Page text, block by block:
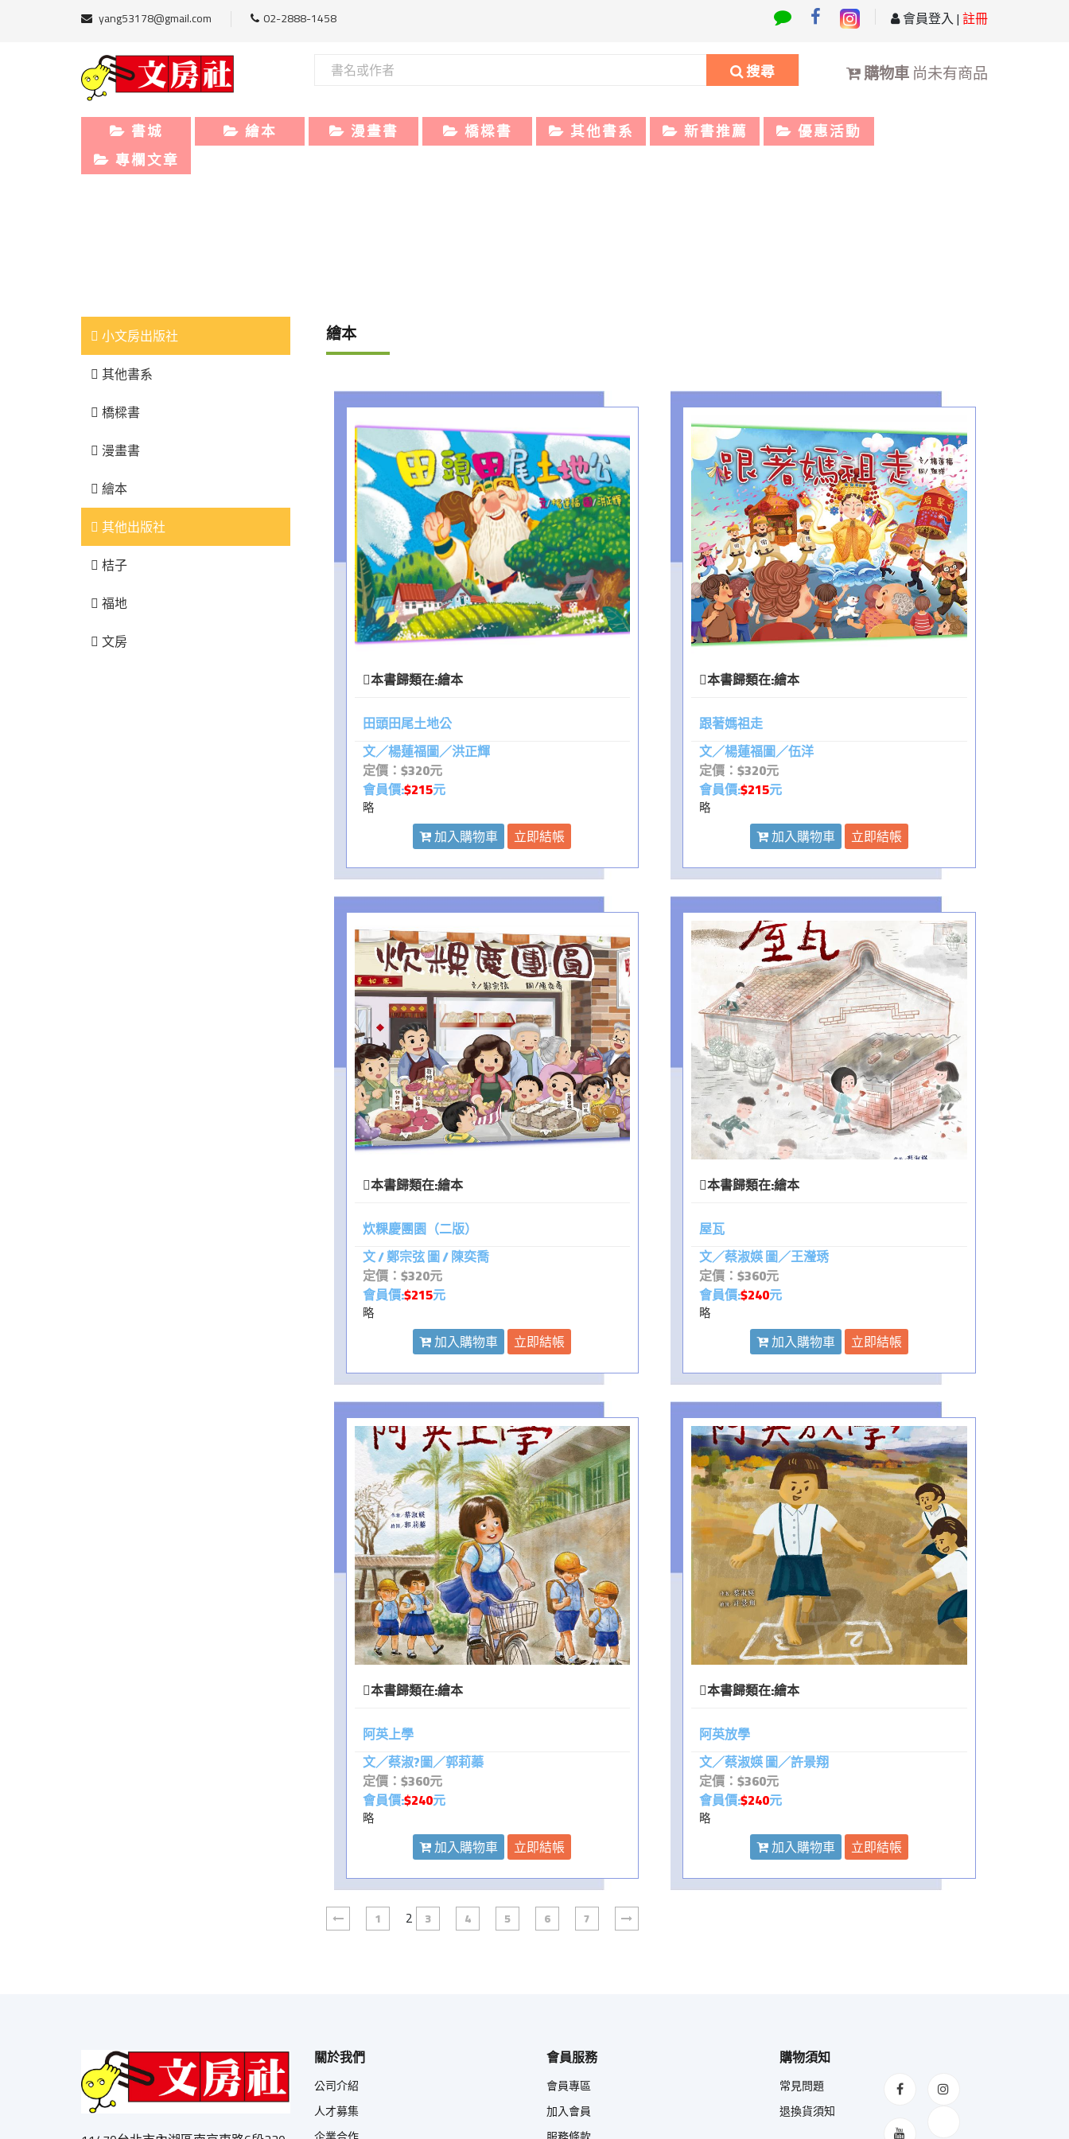
yang53178@gmail.com 02-2888-1458 會員登入|註冊
搜尋 購物車尚未有商品
書城 繪本 漫畫書 橋樑書 其他書系 新書推薦
優惠活動
專欄文章
小文房出版社
其他書系
橋樑書
漫畫書
繪本
其他出版社
桔子
福地
文房
繪本
本書歸類在:繪本
田頭田尾土地公
文／楊蓮福圖／洪正輝
定價：$320元
會員價:$215元
略
加入購物車 立即結帳
本書歸類在:繪本
跟著媽祖走
文／楊蓮福圖／伍洋
定價：$320元
會員價:$215元
略
加入購物車 立即結帳
本書歸類在:繪本
炊粿慶團園（二版）
文 / 鄭宗弦 圖 / 陳奕喬
定價：$320元
會員價:$215元
略
加入購物車 立即結帳
本書歸類在:繪本
屋瓦
文／蔡淑媖 圖／王瀅琇
定價：$360元
會員價:$240元
略
加入購物車 立即結帳
本書歸類在:繪本
阿英上學
文／蔡淑?圖／郭莉蓁
定價：$360元
會員價:$240元
略
加入購物車 立即結帳
本書歸類在:繪本
阿英放學
文／蔡淑媖 圖／許景翔
定價：$360元
會員價:$240元
略
加入購物車 立即結帳
1 2 3 4 5 6 7
關於我們
公司介紹
人才募集
會員服務
會員專區
加入會員
購物須知
常見問題
退換貨須知